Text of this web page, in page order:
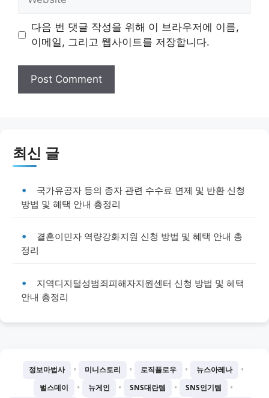
다음 번 댓글 작성을 위해 이 브라우저에 이름,
이메일, 그리고 웹사이트를 저장합니다.
최신 글
국가유공자 등의 종자 관련 수수료 면제 및 반환 신청
방법 및 혜택 안내 총정리
결혼이민자 역량강화지원 신청 방법 및 혜택 안내 총
정리
지역디지털성범죄피해자지원센터 신청 방법 및 혜택
안내 총정리
정보마법사 • 미니스토리 • 로직플로우 • 뉴스아레나 •
벌스데이 • 뉴게인 • SNS대란템 • SNS인기템 •